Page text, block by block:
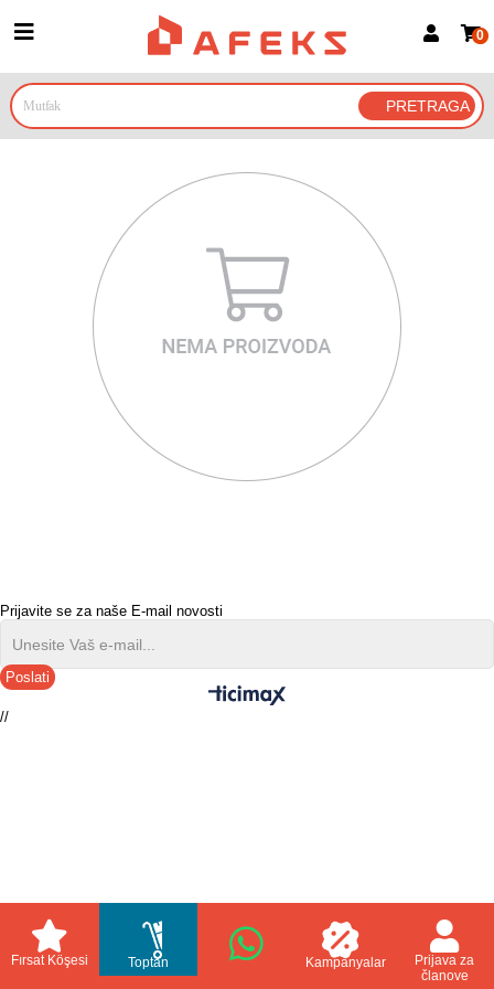
Prijava za članove
Prijavite se Google nalogom
0
Prijavite se za naše E-mail novosti
Poslati
//
Fırsat Köşesi Toptan Kampanyalar
Prijava za
članove